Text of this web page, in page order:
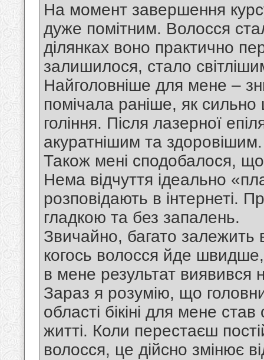
На момент завершення курсу
дуже помітним. Волосся
ділянках воно практично
залишилося, стало
Найголовніше для мене –
помічала раніше, як сильно
гоління. Після лазерної
акуратнішим та здоровішим.
Також мені сподобалося,
Нема відчуття ідеально
розповідають в інтернеті.
гладкою та без запалень.
Звичайно, багато залежить
когось волосся йде
в мене результат виявився
Зараз я розумію, що
області бікіні для мене
житті. Коли перестаєш
волосся, це дійсно змінює